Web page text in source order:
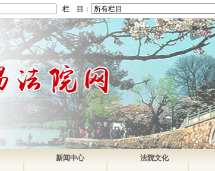
栏 目：
新闻中心 法院文化